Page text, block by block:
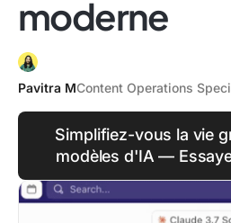
moderne
Pavitra MContent Operations
Simplifiez-vous la vie
modèles d'IA —